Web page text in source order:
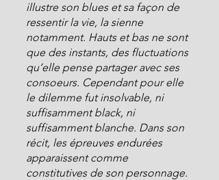
illustre son blues et sa façon de
ressentir la vie, la sienne
notamment. Hauts et bas ne sont
que des instants, des fluctuations
qu’elle pense partager avec ses
consoeurs. Cependant pour elle
le dilemme fut insolvable, ni
suffisamment black, ni
suffisamment blanche. Dans son
récit, les épreuves endurées
apparaissent comme
constitutives de son personnage.